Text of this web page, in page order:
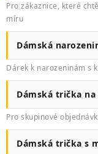
Pro zákaznice, které
míru
Dámská
Dárek k narozeninám s
Dámská trička
Pro skupinové
Dámská trička s